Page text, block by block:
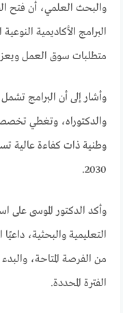
والبحث العلمي، أن فتح
البرامج الأكاديمية
متطلبات سوق العمل ويعزز
وأشار إلى أن البرامج تشمل
والدكتوراه، وتغطي
وطنية ذات كفاءة عالية
2030.
وأكد الدكتور الموسى على
التعليمية والبحثية،
من الفرصة المتاحة، والبدء
الفترة المحددة.